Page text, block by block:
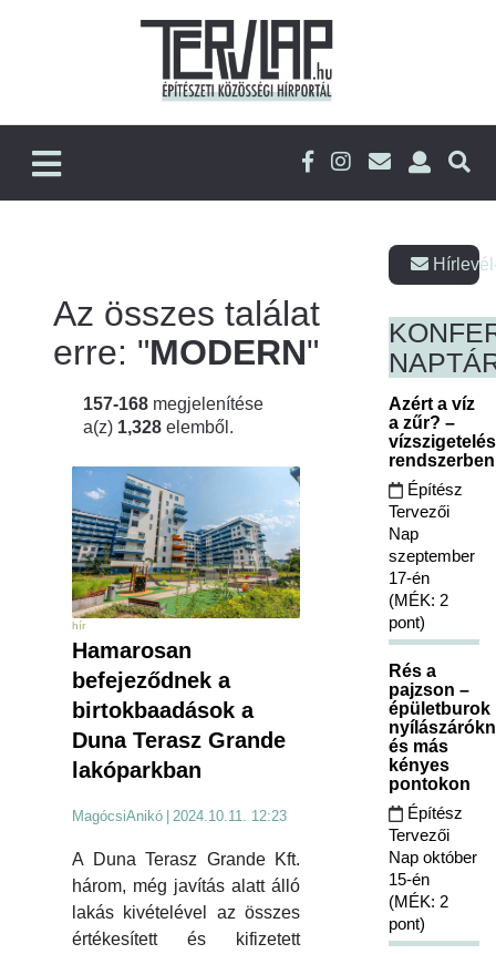
Az összes találat
erre: "MODERN"
157-168 megjelenítése
a(z) 1,328 elemből.
hír
Hamarosan
befejeződnek a
birtokbaadások a
Duna Terasz Grande
lakóparkban
MagócsiAnikó 2024.10.11. 12:23
A Duna Terasz Grande Kft.
három, még javítás alatt álló
lakás kivételével az összes
értékesített és kifizetett
Azért a víz
a zűr? –
Építész
Tervezői
Nap
szeptember
17-én
(MÉK: 2
pont)
Rés a
pajzson –
épületburok
és más
kényes
pontokon
Építész
Tervezői
Nap október
15-én
(MÉK: 2
pont)